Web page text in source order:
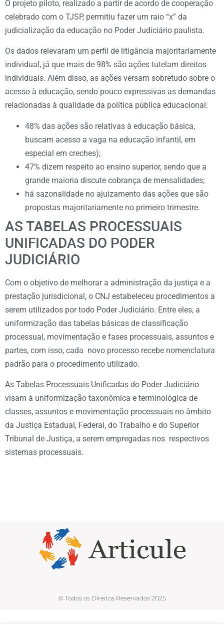
O projeto piloto, realizado a partir de acordo de cooperação
celebrado com o TJSP, permitiu fazer um raio “x” da
judicialização da educação no Poder Judiciário paulista.
Os dados relevaram um perfil de litigância majoritariamente
individual, já que mais de 98% são ações tutelam direitos
individuais. Além disso, as ações versam sobretudo sobre o
acesso à educação, sendo pouco expressivas as demandas
relacionadas à qualidade da política pública educacional:
48% das ações são relativas à educação básica,
buscam acesso a vaga na educação infantil, em
especial em creches);
47% dizem respeito ao ensino superior, sendo que a
grande maioria discute cobrança de mensalidades;
há sazonalidade no ajuizamento das ações que são
propostas majoritariamente no primeiro trimestre.
AS TABELAS PROCESSUAIS
UNIFICADAS DO PODER
JUDICIÁRIO
Com o objetivo de melhorar a administração da justiça e a
prestação jurisdicional, o CNJ estabeleceu procedimentos a
serem utilizados por todo Poder Judiciário. Entre eles, a
uniformização das tabelas básicas de classificação
processual, movimentação e fases processuais, assuntos e
partes, com isso, cada novo processo recebe nomenclatura
padrão para o procedimento utilizado.
As Tabelas Processuais Unificadas do Poder Judiciário
visam à uniformização taxonômica e terminológica de
classes, assuntos e movimentação processuais no âmbito
da Justiça Estadual, Federal, do Trabalho e do Superior
Tribunal de Justiça, a serem empregadas nos respectivos
sistemas processuais.
© Todos os Direitos Reservados 2025